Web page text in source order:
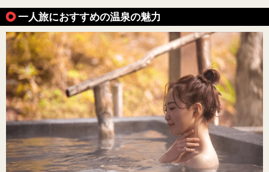
一人旅におすすめの温泉の魅力